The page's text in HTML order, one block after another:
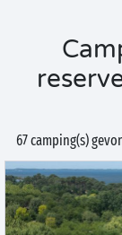
67 camping(s)